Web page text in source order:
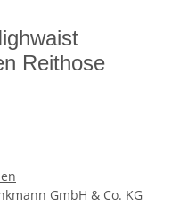
Reithose
GmbH & Co. KG